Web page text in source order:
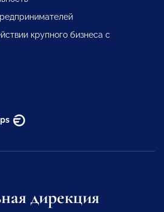
крупного бизнеса с
дирекция